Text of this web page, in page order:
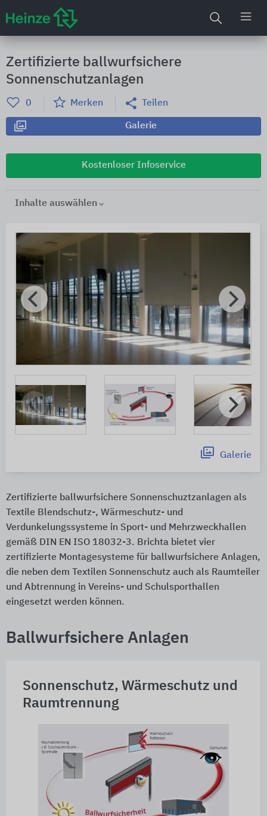
Zertifizierte ballwurfsichere
Sonnenschutzanlagen
0 Merken Teilen
Galerie
Kostenloser Infoservice
Inhalte auswählen
Galerie
Zertifizierte ballwurfsichere Sonnenschuztzanlagen als
Textile Blendschutz-, Wärmeschutz- und
Verdunkelungssysteme in Sport- und Mehrzweckhallen
gemäß DIN EN ISO 18032-3. Brichta bietet vier
zertifizierte Montagesysteme für ballwurfsichere Anlagen,
die neben dem Textilen Sonnenschutz auch als Raumteiler
und Abtrennung in Vereins- und Schulsporthallen
eingesetzt werden können.
Ballwurfsichere Anlagen
Sonnenschutz, Wärmeschutz und
Raumtrennung